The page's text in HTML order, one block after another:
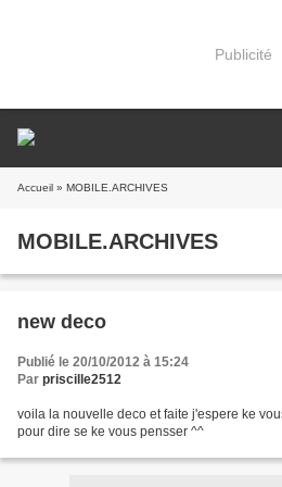
Publicité
Accueil » MOBILE.ARCHIVES
MOBILE.ARCHIVES
new deco
Publié le 20/10/2012 à 15:24
Par priscille2512
voila la nouvelle deco et faite j'espere ke
pour dire se ke vous pensser ^^